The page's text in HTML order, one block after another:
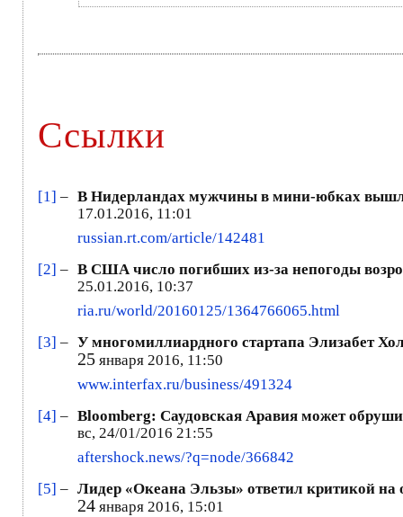
Ссылки
[1] – В Нидерландах мужчины в мини-юбках
17.01.2016, 11:01
russian.rt.com/article/142481
[2] – В США число погибших из-за непогоды
25.01.2016, 10:37
ria.ru/world/20160125/1364766065.html
[3] – У многомиллиардного стартапа Элизабет
25 января 2016, 11:50
www.interfax.ru/business/491324
[4] – Bloomberg: Саудовская Аравия может
вс, 24/01/2016 21:55
aftershock.news/?q=node/366842
[5] – Лидер «Океана Эльзы» ответил критикой
24 января 2016, 15:01